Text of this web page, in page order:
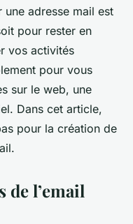
?
une adresse mail est
pour rester en
vos activités
pour vous
sur le web, une
Dans cet article,
pour la création de
de l’email